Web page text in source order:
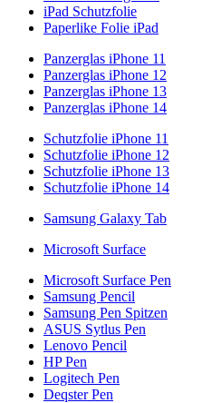
iPad Schutzfolie
Paperlike Folie iPad
Panzerglas iPhone 11
Panzerglas iPhone 12
Panzerglas iPhone 13
Panzerglas iPhone 14
Schutzfolie iPhone 11
Schutzfolie iPhone 12
Schutzfolie iPhone 13
Schutzfolie iPhone 14
Samsung Galaxy Tab
Microsoft Surface
Microsoft Surface Pen
Samsung Pencil
Samsung Pen Spitzen
ASUS Sytlus Pen
Lenovo Pencil
HP Pen
Logitech Pen
Deqster Pen